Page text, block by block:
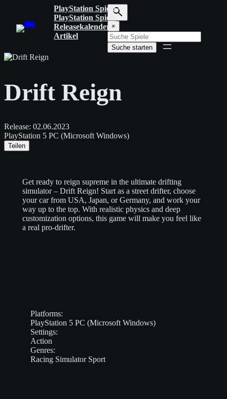
springen
PlayStation Spiele
PlayStation Spiele
Releasekalender
Artikel
S
u
c
h
r
i
f
i
e
n
×
Suche starten
Drift Reign
Release: 02.06.2023
PlayStation 5 PC (Microsoft Windows)
Teilen
Get ready to reign supreme in the ultimate drifting
simulator – Drift Reign! Start as a street drifter, choose
your car from USA, Japan, or Germany, and work your
way up to the top. With realistic physics and deep
customization options, this game will make you feel like
a real pro-drifter.
Platforms:
PlayStation 5 PC (Microsoft Windows)
Settings:
Action
Genres:
Racing Simulator Sport